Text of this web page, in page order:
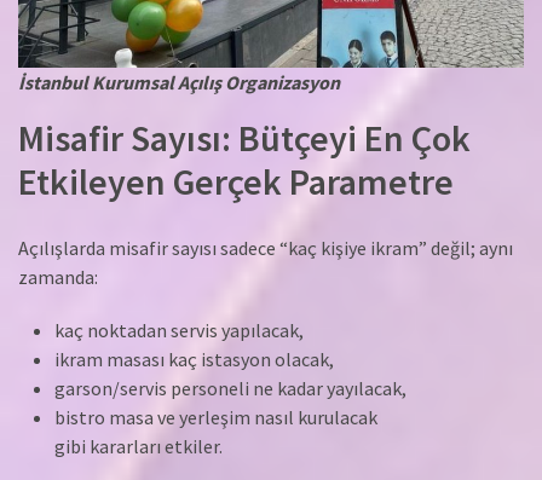
İstanbul Kurumsal Açılış Organizasyon
Misafir Sayısı: Bütçeyi En Çok
Etkileyen Gerçek Parametre
Açılışlarda misafir sayısı sadece “kaç kişiye ikram” değil; aynı
zamanda:
kaç noktadan servis yapılacak,
ikram masası kaç istasyon olacak,
garson/servis personeli ne kadar yayılacak,
bistro masa ve yerleşim nasıl kurulacak
gibi kararları etkiler.